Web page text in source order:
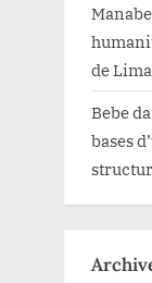
de
Bebe
bases